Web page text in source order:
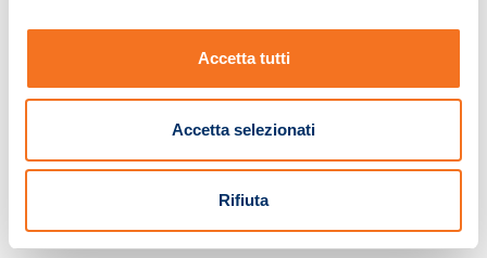
Accetta tutti
Accetta selezionati
Rifiuta